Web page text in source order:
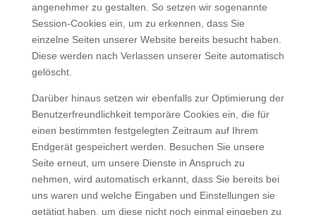
angenehmer zu gestalten. So setzen wir sogenannte
Session-Cookies ein, um zu erkennen, dass Sie
einzelne Seiten unserer Website bereits besucht haben.
Diese werden nach Verlassen unserer Seite automatisch
gelöscht.
Darüber hinaus setzen wir ebenfalls zur Optimierung der
Benutzerfreundlichkeit temporäre Cookies ein, die für
einen bestimmten festgelegten Zeitraum auf Ihrem
Endgerät gespeichert werden. Besuchen Sie unsere
Seite erneut, um unsere Dienste in Anspruch zu
nehmen, wird automatisch erkannt, dass Sie bereits bei
uns waren und welche Eingaben und Einstellungen sie
getätigt haben, um diese nicht noch einmal eingeben zu